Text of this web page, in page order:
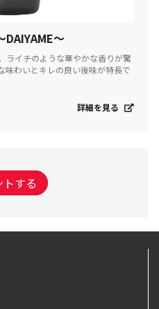
DAIYAME～
ライチのような華やかな香りが驚
味わいとキレの良い後味が特長で
詳細を見る
トする